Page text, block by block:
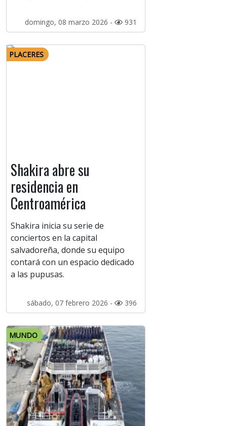
domingo, 08 marzo 2026 - 931
PLACERES
Shakira abre su
residencia en
Centroamérica
Shakira inicia su serie de
conciertos en la capital
salvadoreña, donde su equipo
contará con un espacio dedicado
a las pupusas.
sábado, 07 febrero 2026 - 396
MUNDO